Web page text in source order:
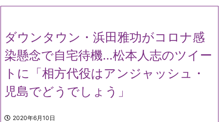
ダウンタウン・浜田雅功がコロナ感
染懸念で自宅待機…松本人志のツイー
トに「相方代役はアンジャッシュ・
児島でどうでしょう」
2020年6月10日